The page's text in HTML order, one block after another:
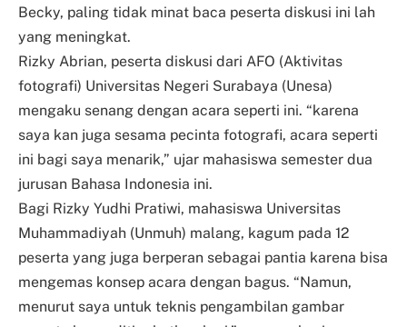
Becky, paling tidak minat baca peserta diskusi ini lah
yang meningkat.
Rizky Abrian, peserta diskusi dari AFO (Aktivitas
fotografi) Universitas Negeri Surabaya (Unesa)
mengaku senang dengan acara seperti ini. “karena
saya kan juga sesama pecinta fotografi, acara seperti
ini bagi saya menarik,” ujar mahasiswa semester dua
jurusan Bahasa Indonesia ini.
Bagi Rizky Yudhi Pratiwi, mahasiswa Universitas
Muhammadiyah (Unmuh) malang, kagum pada 12
peserta yang juga berperan sebagai pantia karena bisa
mengemas konsep acara dengan bagus. “Namun,
menurut saya untuk teknis pengambilan gambar